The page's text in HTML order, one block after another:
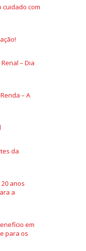
com
– Dia
– A
da
anos
a
em
para os